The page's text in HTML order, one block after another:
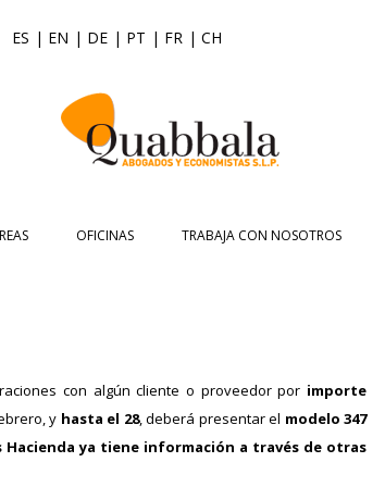
ES | EN | DE | PT | FR | CH
al
contenido
TAX COMPLIANCE
DERECHO CONCURSAL
ABOGADOS EXPERTOS EN COMERCIO
INTERNACIONAL
FINANCIERO VALORACIÓN EMPRESAS
OFICINAS
A CORUÑA
TRABAJA CON NOSOTROS
con algún cliente o proveedor por importe
y hasta el 28, deberá presentar el modelo 347
Hacienda ya tiene información a través de otras